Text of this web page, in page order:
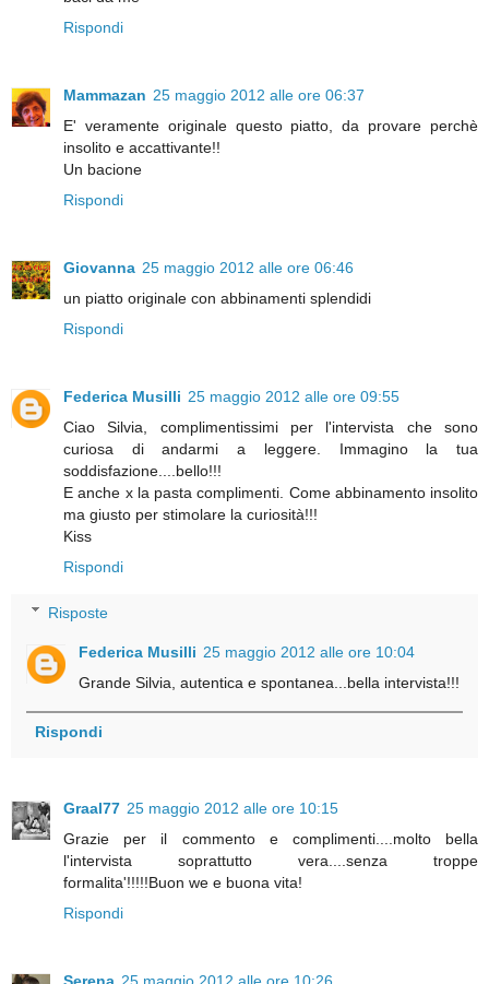
Rispondi
Mammazan 25 maggio 2012 alle ore 06:37
E' veramente originale questo piatto, da provare perchè
insolito e accattivante!!
Un bacione
Rispondi
Giovanna 25 maggio 2012 alle ore 06:46
un piatto originale con abbinamenti splendidi
Rispondi
Federica Musilli 25 maggio 2012 alle ore 09:55
Ciao Silvia, complimentissimi per l'intervista che sono
curiosa di andarmi a leggere. Immagino la tua
soddisfazione....bello!!!
E anche x la pasta complimenti. Come abbinamento insolito
ma giusto per stimolare la curiosità!!!
Kiss
Rispondi
Risposte
Federica Musilli 25 maggio 2012 alle ore 10:04
Grande Silvia, autentica e spontanea...bella intervista!!!
Rispondi
Graal77 25 maggio 2012 alle ore 10:15
Grazie per il commento e complimenti....molto bella
l'intervista soprattutto vera....senza troppe
formalita'!!!!!Buon we e buona vita!
Rispondi